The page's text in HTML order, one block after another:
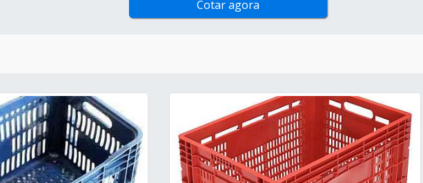
Cotar agora